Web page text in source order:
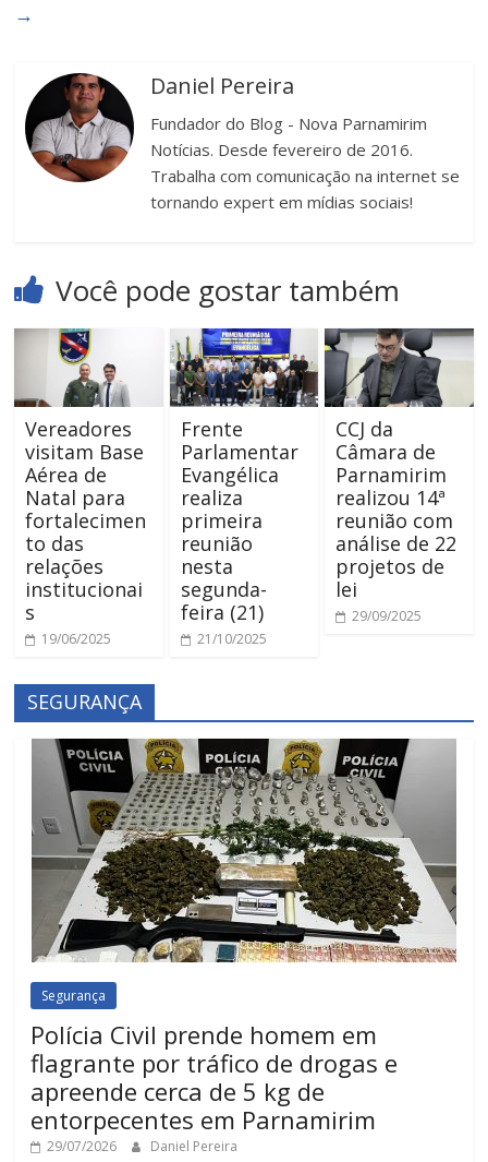
→
Daniel Pereira
Fundador do Blog - Nova Parnamirim
Notícias. Desde fevereiro de 2016.
Trabalha com comunicação na internet se
tornando expert em mídias sociais!
Você pode gostar também
Vereadores
visitam Base
Aérea de
Natal para
fortalecimen
to das
relações
institucionai
s
19/06/2025
Frente
Parlamentar
Evangélica
realiza
primeira
reunião
nesta
segunda-
feira (21)
21/10/2025
CCJ da
Câmara de
Parnamirim
realizou 14ª
reunião com
análise de 22
projetos de
lei
29/09/2025
SEGURANÇA
Segurança
Polícia Civil prende homem em
flagrante por tráfico de drogas e
apreende cerca de 5 kg de
entorpecentes em Parnamirim
29/07/2026 Daniel Pereira